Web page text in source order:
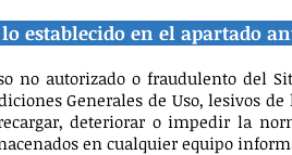
establecido en el apartado
no autorizado o fraudulento del
Generales de Uso, lesivos
deteriorar o impedir la
en cualquier equipo